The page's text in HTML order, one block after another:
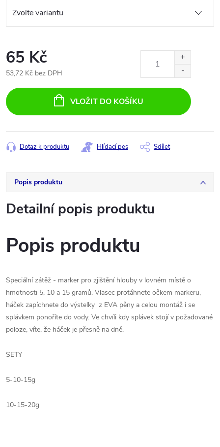
65 Kč
53,72 Kč bez DPH
cena:
VLOŽIT DO KOŠÍKU
Dotaz k produktu Hlídací pes Sdílet
Popis produktu
Detailní popis produktu
Popis produktu
Speciální zátěž - marker pro zjištění hlouby v lovném místě o
hmotnosti 5, 10 a 15 gramů. Vlasec protáhnete očkem markeru,
háček zapíchnete do výstelky z EVA pěny a celou montáž i se
splávkem ponoříte do vody. Ve chvíli kdy splávek stojí v požadované
poloze, víte, že háček je přesně na dně.
SETY
5-10-15g
10-15-20g